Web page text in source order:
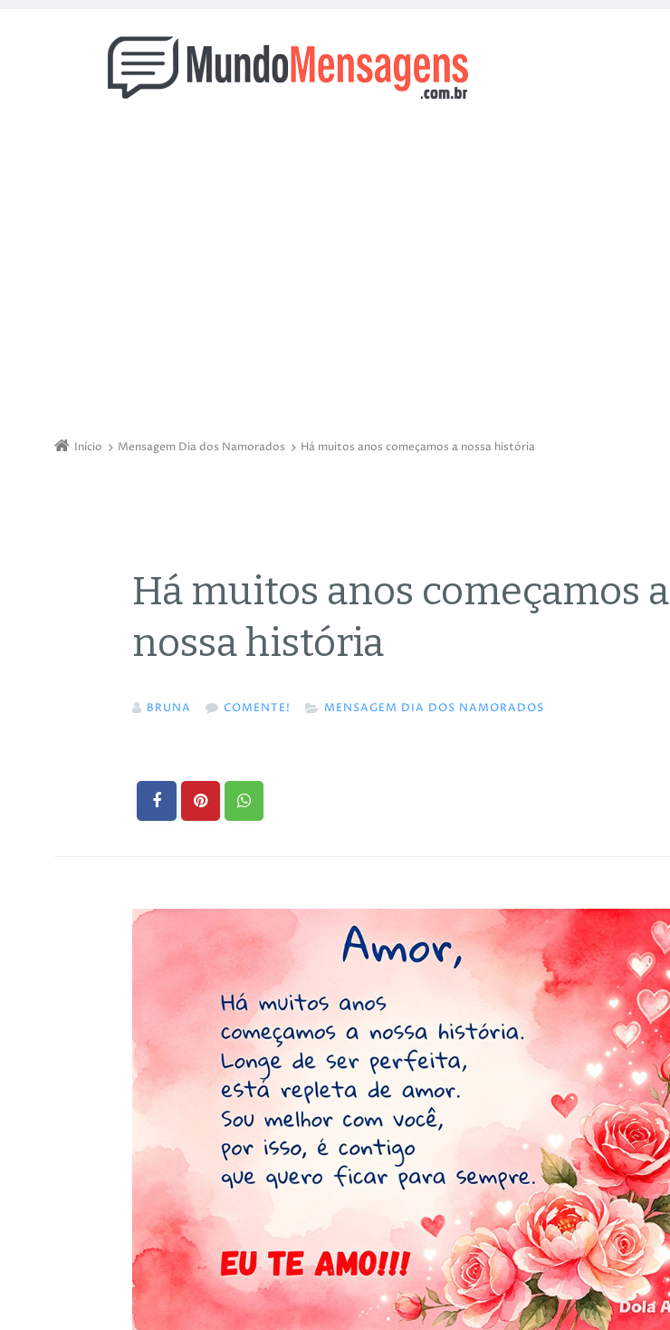
Início Mensagem Dia dos Namorados Há muitos anos começamos a nossa história
Há muitos anos começamos a
nossa história
BRUNA COMENTE! MENSAGEM DIA DOS NAMORADOS